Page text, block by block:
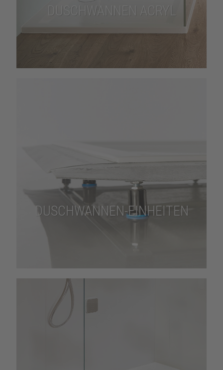
DUSCHWANNEN ACRYL
DUSCHWANNEN-EINHEITEN